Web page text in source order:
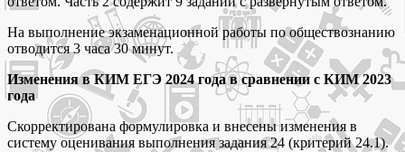
На выполнение экзаменационной работы по обществознанию
отводится 3 часа 30 минут.
Изменения в КИМ ЕГЭ 2024 года в сравнении с КИМ 2023
года
Скорректирована формулировка и внесены изменения в
систему оценивания выполнения задания 24 (критерий 24.1).